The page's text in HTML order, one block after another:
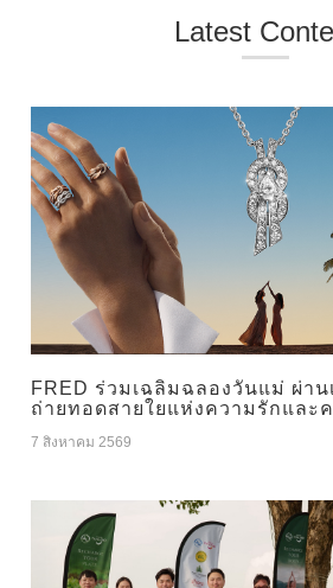
Latest
FRED ร่วมเฉลิมฉลองวันแม่ ผ่าน
ถ่ายทอดสายใยแห่งความรักและ
7 สิงหาคม 2569